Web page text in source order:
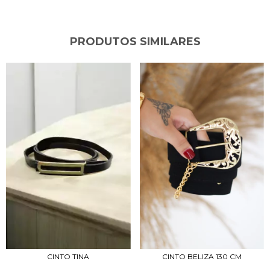
PRODUTOS SIMILARES
CINTO TINA CINTO BELIZA 130 CM